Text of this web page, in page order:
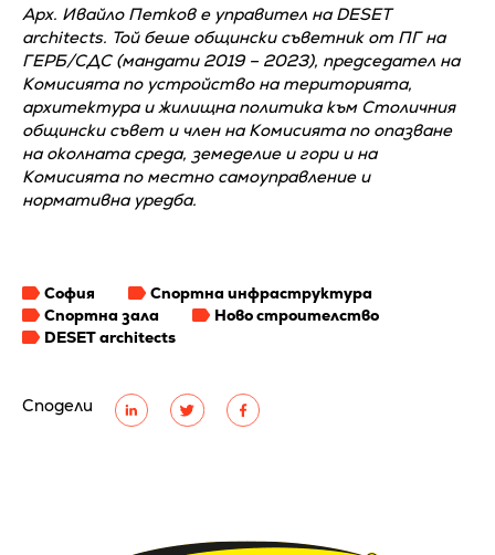
Сподели
Арх. Ивайло Петков е управител на DESET
architects. Той беше общински съветник от ПГ на
ГЕРБ/СДС (мандати 2019 – 2023), председател на
Комисията по устройство на територията,
архитектура и жилищна политика към Столичния
общински съвет и член на Комисията по опазване
на околната среда, земеделие и гори и на
Комисията по местно самоуправление и
нормативна уредба.
София
Спортна инфраструктура
Спортна зала
Ново строителство
DESET architects